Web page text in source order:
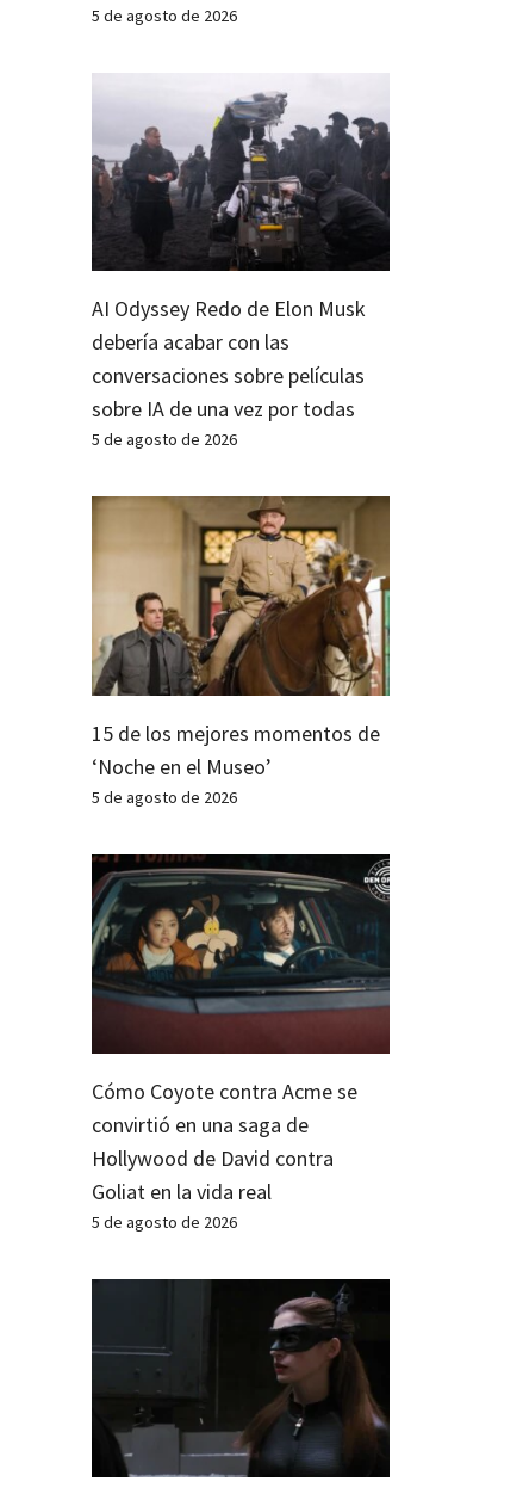
5 de agosto de 2026
AI Odyssey Redo de Elon Musk
debería acabar con las
conversaciones sobre películas
sobre IA de una vez por todas
5 de agosto de 2026
15 de los mejores momentos de
‘Noche en el Museo’
5 de agosto de 2026
Cómo Coyote contra Acme se
convirtió en una saga de
Hollywood de David contra
Goliat en la vida real
5 de agosto de 2026